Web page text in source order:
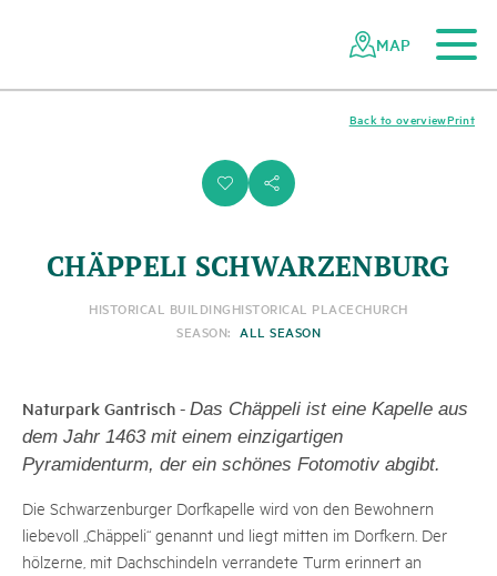
parks
MAP
i s
Print
Back to overview
CHÄPPELI SCHWARZENBURG
HISTORICAL BUILDINGHISTORICAL PLACECHURCH
SEASON: ALL SEASON
Naturpark Gantrisch - Das Chäppeli ist eine Kapelle aus
dem Jahr 1463 mit einem einzigartigen
Pyramidenturm, der ein schönes Fotomotiv abgibt.
Die Schwarzenburger Dorfkapelle wird von den Bewohnern
liebevoll „Chäppeli“ genannt und liegt mitten im Dorfkern. Der
hölzerne, mit Dachschindeln verrandete Turm erinnert an